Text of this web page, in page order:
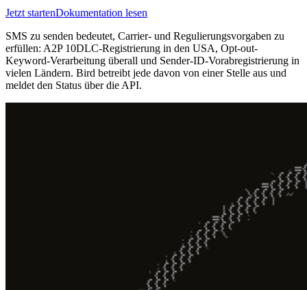
Jetzt startenDokumentation lesen
SMS zu senden bedeutet, Carrier- und Regulierungsvorgaben zu
erfüllen: A2P 10DLC-Registrierung in den USA, Opt-out-
Keyword-Verarbeitung überall und Sender-ID-Vorabregistrierung in
vielen Ländern. Bird betreibt jede davon von einer Stelle aus und
meldet den Status über die API.